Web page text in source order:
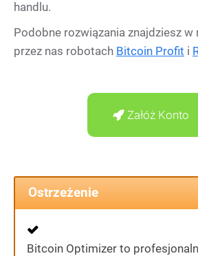
handlu.
Podobne rozwiązania znajdziesz w
przez nas robotach Bitcoin Profit i
Załóż Konto
Ostrzeżenie
Bitcoin Optimizer to